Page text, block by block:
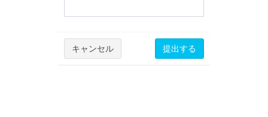
キャンセル 提出する